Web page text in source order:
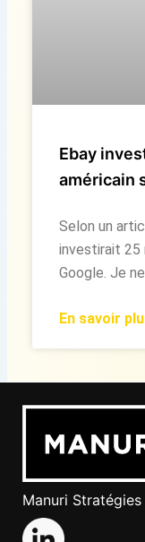
Ebay
américain
Selon un
investirait 25
Google. Je
En savoir
Manuri Stratégies